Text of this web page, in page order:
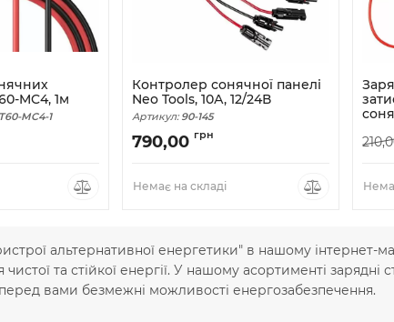
MC4, 1м
MC4-1
Контролер сонячної панелі
Neo Tools, 10А, 12/24В
Артикул: 90-145
790,00 грн
Немає на складі
альтернативної енергетики" в нашому інтернет-
та стійкої енергії. У нашому асортименті зарядні
вами безмежні можливості енергозабезпечення.